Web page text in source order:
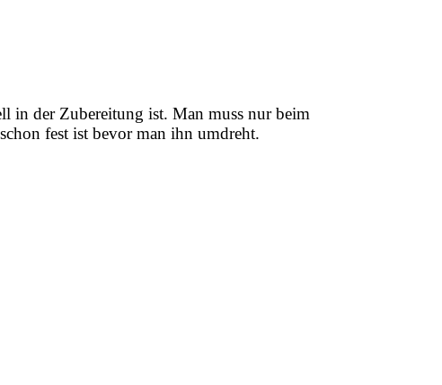
in der Zubereitung ist. Man muss nur beim
fest ist bevor man ihn umdreht.